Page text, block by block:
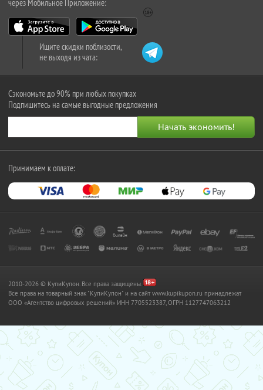
через Мобильное Приложение:
Ищите скидки поблизости,
не выходя из чата:
Сэкономьте до 90% при любых покупках
Подпишитесь на самые выгодные предложения
Принимаем к оплате:
2010-2026 © КупиКупон. Все права защищены.
Все права на товарный знак "КупиКупон" и на сайт www.kupikupon.ru принадлежат
OOO «Агентство цифровых решений» ИНН 7705523387, ОГРН 1127747063212